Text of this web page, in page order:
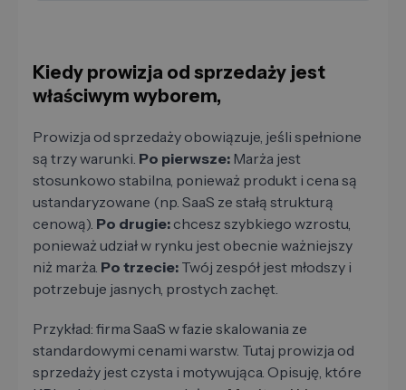
Kiedy prowizja od sprzedaży jest
właściwym wyborem,
Prowizja od sprzedaży obowiązuje, jeśli spełnione
są trzy warunki. Po pierwsze: Marża jest
stosunkowo stabilna, ponieważ produkt i cena są
ustandaryzowane (np. SaaS ze stałą strukturą
cenową). Po drugie: chcesz szybkiego wzrostu,
ponieważ udział w rynku jest obecnie ważniejszy
niż marża. Po trzecie: Twój zespół jest młodszy i
potrzebuje jasnych, prostych zachęt.
Przykład: firma SaaS w fazie skalowania ze
standardowymi cenami warstw. Tutaj prowizja od
sprzedaży jest czysta i motywująca. Opisuję, które